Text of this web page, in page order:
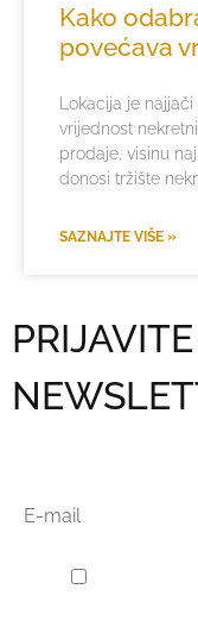
Kako
povećava
Lokacija je
vrijednost
prodaje, visinu
donosi tržište
SAZNAJTE VIŠE »
GDPR Pročitao